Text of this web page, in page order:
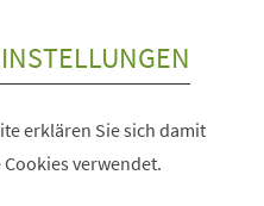
erklären Sie sich damit
verwendet.